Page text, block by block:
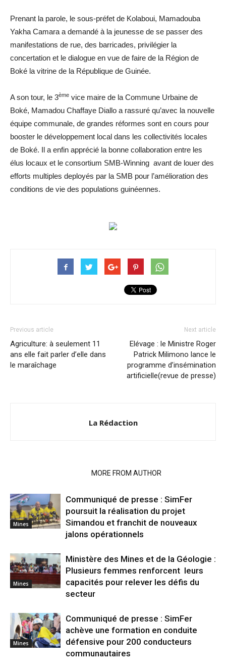
Prenant la parole, le sous-préfet de Kolaboui, Mamadouba
Yakha Camara a demandé à la jeunesse de se passer des
manifestations de rue, des barricades, privilégier la
concertation et le dialogue en vue de faire de la Région de
Boké la vitrine de la République de Guinée.
A son tour, le 3ème vice maire de la Commune Urbaine de
Boké, Mamadou Chaffaye Diallo a rassuré qu’avec la nouvelle
équipe communale, de grandes réformes sont en cours pour
booster le développement local dans les collectivités locales
de Boké. Il a enfin apprécié la bonne collaboration entre les
élus locaux et le consortium SMB-Winning avant de louer des
efforts multiples deployés par la SMB pour l’amélioration des
conditions de vie des populations guinéennes.
Previous article
Agriculture: à seulement 11
ans elle fait parler d’elle dans
le maraîchage
Next article
Elévage : le Ministre Roger
Patrick Milimono lance le
programme d’insémination
artificielle(revue de presse)
La Rédaction
MORE FROM AUTHOR
Mines
Communiqué de presse : SimFer
poursuit la réalisation du projet
Simandou et franchit de nouveaux
jalons opérationnels
Mines
Ministère des Mines et de la Géologie :
Plusieurs femmes renforcent leurs
capacités pour relever les défis du
secteur
Mines
Communiqué de presse : SimFer
achève une formation en conduite
défensive pour 200 conducteurs
communautaires